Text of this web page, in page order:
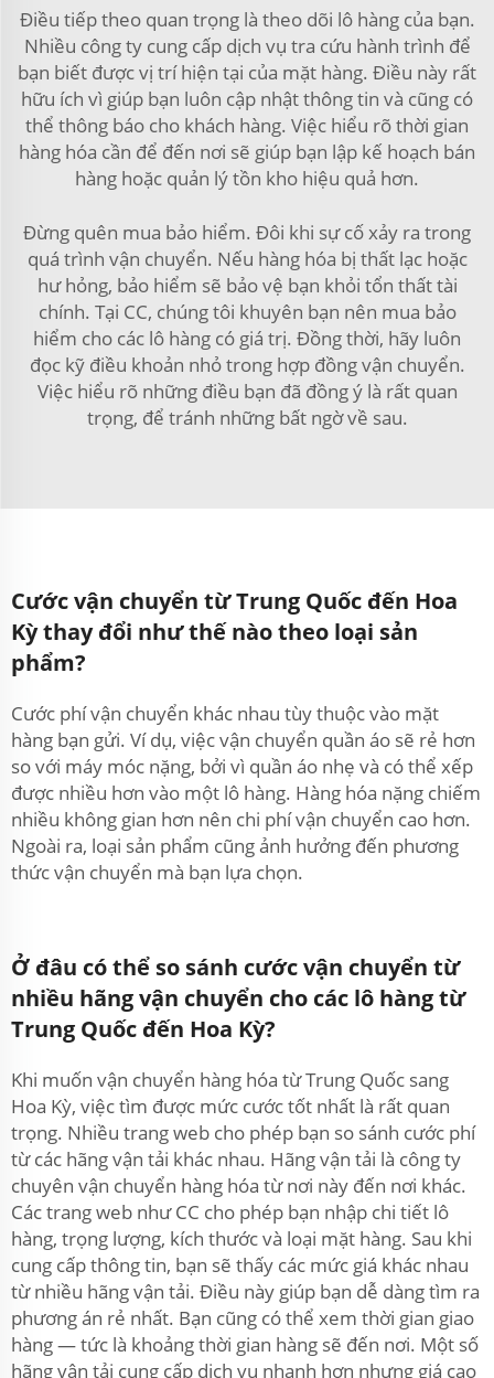
Điều tiếp theo quan trọng là theo dõi lô hàng của bạn.
Nhiều công ty cung cấp dịch vụ tra cứu hành trình để
bạn biết được vị trí hiện tại của mặt hàng. Điều này rất
hữu ích vì giúp bạn luôn cập nhật thông tin và cũng có
thể thông báo cho khách hàng. Việc hiểu rõ thời gian
hàng hóa cần để đến nơi sẽ giúp bạn lập kế hoạch bán
hàng hoặc quản lý tồn kho hiệu quả hơn.
Đừng quên mua bảo hiểm. Đôi khi sự cố xảy ra trong
quá trình vận chuyển. Nếu hàng hóa bị thất lạc hoặc
hư hỏng, bảo hiểm sẽ bảo vệ bạn khỏi tổn thất tài
chính. Tại CC, chúng tôi khuyên bạn nên mua bảo
hiểm cho các lô hàng có giá trị. Đồng thời, hãy luôn
đọc kỹ điều khoản nhỏ trong hợp đồng vận chuyển.
Việc hiểu rõ những điều bạn đã đồng ý là rất quan
trọng, để tránh những bất ngờ về sau.
Cước vận chuyển từ Trung Quốc đến Hoa
Kỳ thay đổi như thế nào theo loại sản
phẩm?
Cước phí vận chuyển khác nhau tùy thuộc vào mặt
hàng bạn gửi. Ví dụ, việc vận chuyển quần áo sẽ rẻ hơn
so với máy móc nặng, bởi vì quần áo nhẹ và có thể xếp
được nhiều hơn vào một lô hàng. Hàng hóa nặng chiếm
nhiều không gian hơn nên chi phí vận chuyển cao hơn.
Ngoài ra, loại sản phẩm cũng ảnh hưởng đến phương
thức vận chuyển mà bạn lựa chọn.
Ở đâu có thể so sánh cước vận chuyển từ
nhiều hãng vận chuyển cho các lô hàng từ
Trung Quốc đến Hoa Kỳ?
Khi muốn vận chuyển hàng hóa từ Trung Quốc sang
Hoa Kỳ, việc tìm được mức cước tốt nhất là rất quan
trọng. Nhiều trang web cho phép bạn so sánh cước phí
từ các hãng vận tải khác nhau. Hãng vận tải là công ty
chuyên vận chuyển hàng hóa từ nơi này đến nơi khác.
Các trang web như CC cho phép bạn nhập chi tiết lô
hàng, trọng lượng, kích thước và loại mặt hàng. Sau khi
cung cấp thông tin, bạn sẽ thấy các mức giá khác nhau
từ nhiều hãng vận tải. Điều này giúp bạn dễ dàng tìm ra
phương án rẻ nhất. Bạn cũng có thể xem thời gian giao
hàng — tức là khoảng thời gian hàng sẽ đến nơi. Một số
hãng vận tải cung cấp dịch vụ nhanh hơn nhưng giá cao